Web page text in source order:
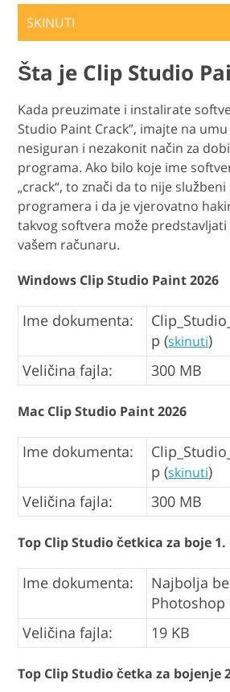
SKINUTI
Šta je Clip Studio
Kada preuzimate i instalirate
Studio Paint Crack”, imajte na
nesiguran i nezakonit način za
programa. Ako bilo koje ime
„crack“, to znači da to nije
programera i da je vjerovatno
takvog softvera može
vašem računaru.
Windows Clip Studio Paint 2026
Ime dokumenta:
p (skinuti)
Veličina fajla:
300 MB
Mac Clip Studio Paint 2026
Ime dokumenta:
p (skinuti)
Veličina fajla:
300 MB
Top Clip Studio četkica za boje 1.
Ime dokumenta:
Najbolja
Photoshop
Veličina fajla:
19 KB
Top Clip Studio četka za bojenje